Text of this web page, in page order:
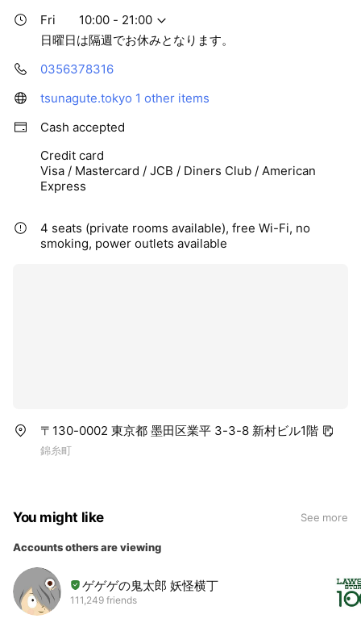
Fri
10:00 - 21:00
日曜日は隔週でお休みとなります。
0356378316
tsunagute.tokyo 1 other items
Cash accepted
Credit card
Visa / Mastercard / JCB / Diners Club / American
Express
4 seats (private rooms available), free Wi-Fi, no
smoking, power outlets available
〒130-0002 東京都 墨田区業平 3-3-8 新村ビル1階
錦糸町
You might like See more
Accounts others are viewing
ゲゲゲの鬼太郎 妖怪横丁
111,249 friends